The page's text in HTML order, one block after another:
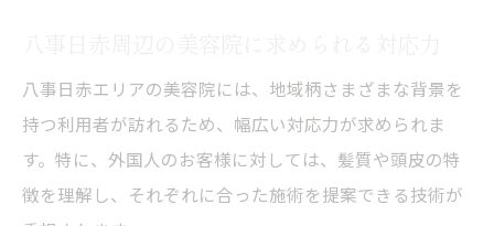
八事日赤エリアの美容院には、地域柄さまざまな背景を
持つ利用者が訪れるため、幅広い対応力が求められま
す。特に、外国人のお客様に対しては、髪質や頭皮の特
徴を理解し、それぞれに合った施術を提案できる技術が